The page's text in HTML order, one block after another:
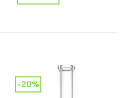
-20%